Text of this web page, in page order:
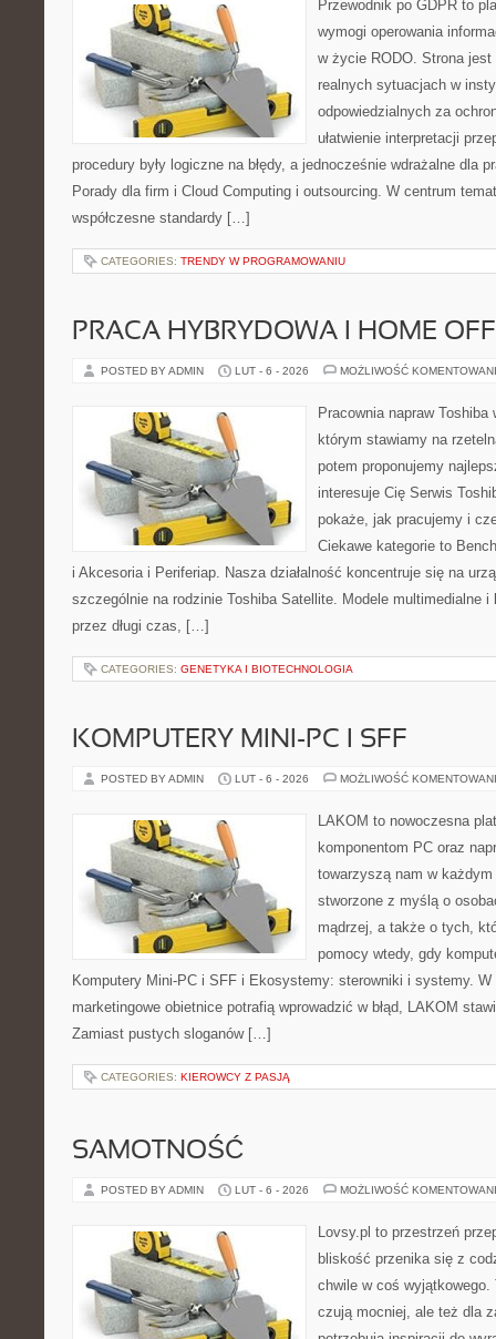
Przewodnik po GDPR to
wymogi operowania
w życie RODO. Strona
realnych sytuacjach w
odpowiedzialnych za
ułatwienie interpretacji
procedury były logiczne na błędy, a jednocześnie wdrażalne dla
Porady dla firm i Cloud Computing i outsourcing. W centrum
współczesne standardy […]
CATEGORIES: TRENDY W PROGRAMOWANIU
PRACA HYBRYDOWA I HOME
POSTED BY ADMIN LUT - 6 - 2026 MOŻLIWOŚĆ
Pracownia napraw
którym stawiamy na
potem proponujemy
interesuje Cię Serwis
pokaże, jak pracujemy i
Ciekawe kategorie to
i Akcesoria i Periferiap. Nasza działalność koncentruje się na
szczególnie na rodzinie Toshiba Satellite. Modele multimedialne i
przez długi czas, […]
CATEGORIES: GENETYKA I BIOTECHNOLOGIA
KOMPUTERY MINI-PC I SFF
POSTED BY ADMIN LUT - 6 - 2026 MOŻLIWOŚĆ
LAKOM to nowoczesna
komponentom PC oraz
towarzyszą nam w
stworzone z myślą o
mądrzej, a także o tych,
pomocy wtedy, gdy
Komputery Mini-PC i SFF i Ekosystemy: sterowniki i systemy.
marketingowe obietnice potrafią wprowadzić w błąd, LAKOM
Zamiast pustych sloganów […]
CATEGORIES: KIEROWCY Z PASJĄ
SAMOTNOŚĆ
POSTED BY ADMIN LUT - 6 - 2026 MOŻLIWOŚĆ
Lovsy.pl to przestrzeń
bliskość przenika się z
chwile w coś
czują mocniej, ale też dla